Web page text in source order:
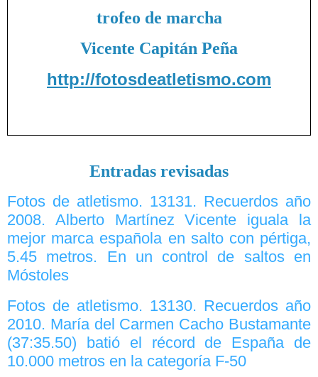
trofeo de marcha
Vicente Capitán Peña
http://fotosdeatletismo.com
Entradas revisadas
Fotos de atletismo. 13131. Recuerdos año
2008. Alberto Martínez Vicente iguala la
mejor marca española en salto con pértiga,
5.45 metros. En un control de saltos en
Móstoles
Fotos de atletismo. 13130. Recuerdos año
2010. María del Carmen Cacho Bustamante
(37:35.50) batió el récord de España de
10.000 metros en la categoría F-50